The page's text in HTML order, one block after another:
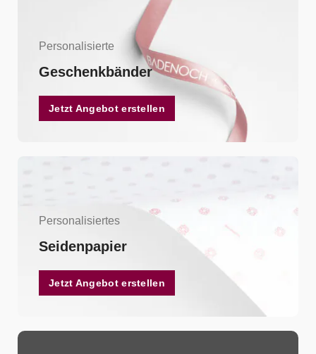
Personalisierte
Geschenkbänder
Jetzt Angebot erstellen
Personalisiertes
Seidenpapier
Jetzt Angebot erstellen